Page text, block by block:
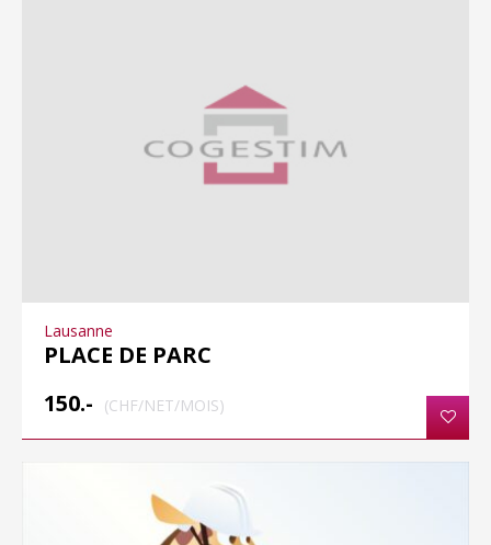
Lausanne
PLACE DE PARC
150.-
(CHF/NET/MOIS)